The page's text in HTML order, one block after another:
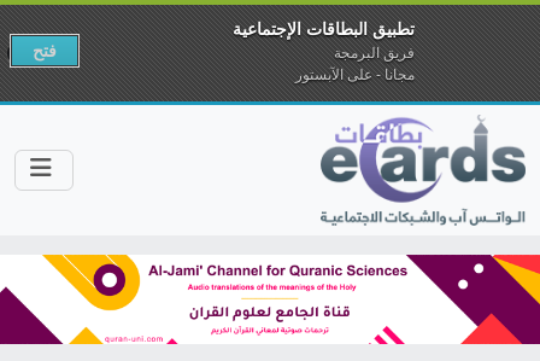
تطبيق البطاقات الإجتماعية
فريق البرمجة
مجانا - على الآبستور
فتح